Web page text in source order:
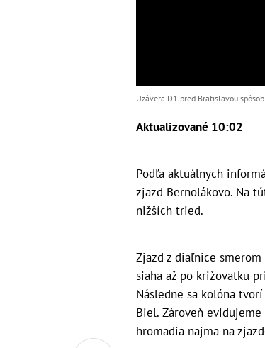
Uzávera D1 pred Bratislavou
Aktualizované 10:02
Podľa aktuálnych
zjazd Bernolákovo. Na
nižších tried.
Zjazd z diaľnice
siaha až po križovatku
Následne sa kolóna
Biel. Zároveň
hromadia najmä na